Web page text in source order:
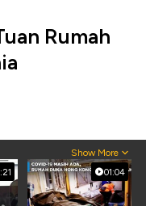
Rumah
Show More
01:04